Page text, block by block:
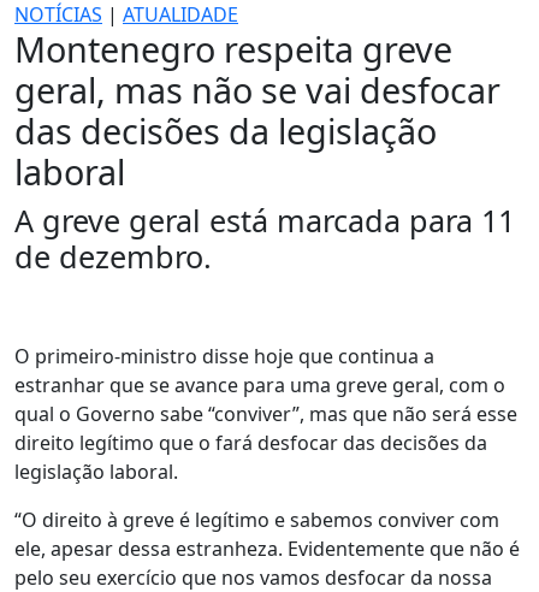
NOTÍCIAS | ATUALIDADE
Montenegro respeita greve
geral, mas não se vai desfocar
das decisões da legislação
laboral
A greve geral está marcada para 11
de dezembro.
O primeiro-ministro disse hoje que continua a
estranhar que se avance para uma greve geral, com o
qual o Governo sabe “conviver”, mas que não será esse
direito legítimo que o fará desfocar das decisões da
legislação laboral.
“O direito à greve é legítimo e sabemos conviver com
ele, apesar dessa estranheza. Evidentemente que não é
pelo seu exercício que nos vamos desfocar da nossa